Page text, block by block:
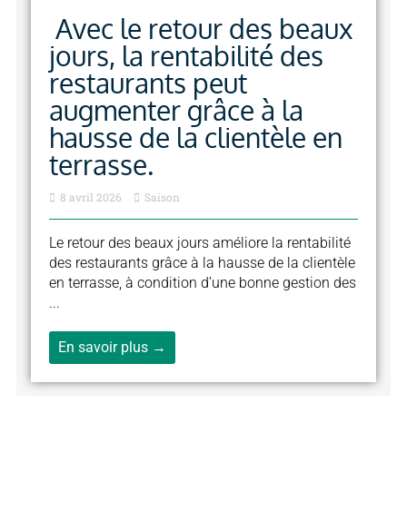
Avec le retour des beaux
jours, la rentabilité des
restaurants peut
augmenter grâce à la
hausse de la clientèle en
terrasse.
8 avril 2026 Saison
Le retour des beaux jours améliore la rentabilité
des restaurants grâce à la hausse de la clientèle
en terrasse, à condition d’une bonne gestion des
...
En savoir plus →